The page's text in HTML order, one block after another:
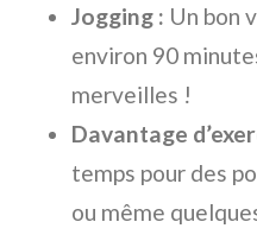
Jogging : Un bon
environ 90
merveilles !
Davantage
temps pour des
ou même